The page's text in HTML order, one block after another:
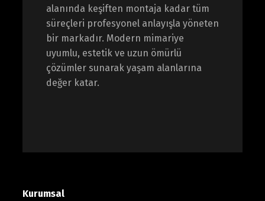
alanında keşiften montaja kadar tüm
süreçleri profesyonel anlayışla yöneten
bir markadır. Modern mimariye
uyumlu, estetik ve uzun ömürlü
çözümler sunarak yaşam alanlarına
değer katar.
Kurumsal